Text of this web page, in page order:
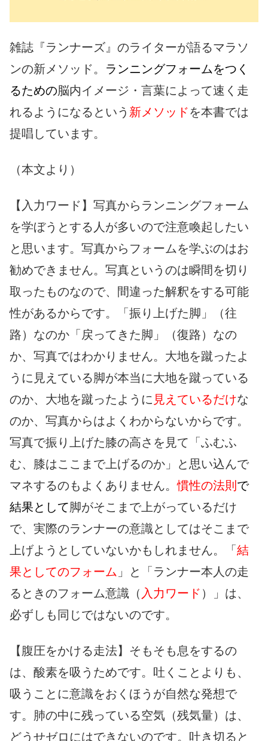
雑誌『ランナーズ』のライターが語るマラソ
ンの新メソッド。 ランニングフォームをつく
るための脳内イメージ・言葉によって速く走
れるようになるという 新メソッドを本書では
提唱しています。
（本文より）
【入力ワード】写真からランニングフォーム
を学ぼうとする人が多いので注意喚起したい
と思います。写真からフォームを学ぶのはお
勧めできません。写真というのは瞬間を切り
取ったものなので、間違った解釈をする可能
性があるからです。「振り上げた脚」（往
路）なのか「戻ってきた脚」（復路）なの
か、写真ではわかりません。大地を蹴ったよ
うに見えている脚が本当に大地を蹴っている
のか、大地を蹴ったように 見えているだけな
のか、写真からはよくわからないからです。
写真で振り上げた膝の高さを見て「ふむふ
む、膝はここまで上げるのか」と思い込んで
マネするのもよくありません。慣性の法則 で
結果として脚がそこまで上がっているだけ
で、実際のランナーの意識としてはそこまで
上げようとしていないかもしれません。「 結
果としてのフォーム 」と「ランナー本人の走
るときのフォーム意識（ 入力ワード ）」は、
必ずしも同じではないのです。
【腹圧をかける走法】そもそも息をするの
は、酸素を吸うためです。吐くことよりも、
吸うことに意識をおくほうが自然な発想で
す。肺の中に残っている空気（残気量）は、
どうせゼロにはできないのです。吐き切ると